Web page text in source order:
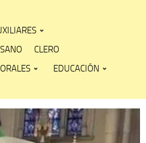
CLERO
EDUCACIÓN